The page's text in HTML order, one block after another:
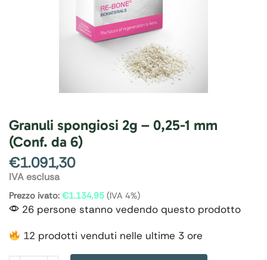
Granuli spongiosi 2g – 0,25-1 mm
(Conf. da 6)
€1.091,30
IVA esclusa
Prezzo ivato: €1.134,95 (IVA 4%)
26 persone stanno vedendo questo prodotto
12 prodotti venduti nelle ultime 3 ore